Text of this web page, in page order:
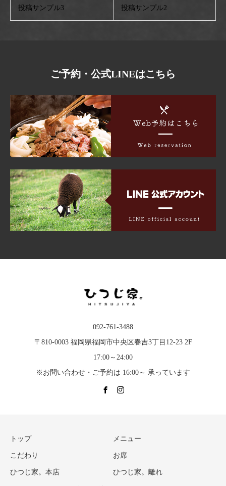
投稿サンプル3 投稿サンプル2
ご予約・公式LINEはこちら
092-761-3488
〒810-0003 福岡県福岡市中央区春吉3丁目12-23 2F
17:00～24:00
※お問い合わせ・ご予約は 16:00～ 承っています
トップ メニュー
こだわり お席
ひつじ家。本店 ひつじ家。離れ